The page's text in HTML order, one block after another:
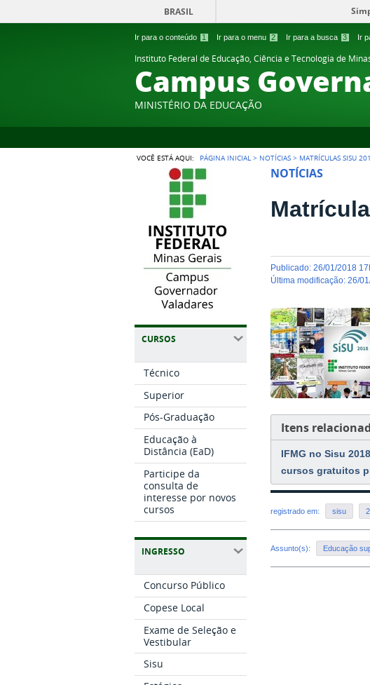
Ir para o conteúdo 1 Ir para o menu 2 Ir para a busca 3 Ir
BRASIL
Instituto Federal de Educação, Ciência e Tecnologia de
Campus
MINISTÉRIO DA EDUCAÇÃO
VOCÊ ESTÁ AQUI: PÁGINA INICIAL > NOTÍCIAS > MATRÍCULAS SISU
CURSOS
Técnico
Superior
Pós-Graduação
Educação à
Distância (EaD)
Participe da
consulta de
interesse por novos
cursos
INGRESSO
Concurso Público
Copese Local
Exame de Seleção e
Vestibular
Sisu
NOTÍCIAS
publicado:26/01/2018
última modificação:26/
Itens
IFMG no Sisu
cursos gratuitos
registrado em: sisu
Assunto(s): Educação